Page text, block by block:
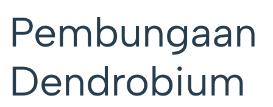
Pembungaan
Dendrobium